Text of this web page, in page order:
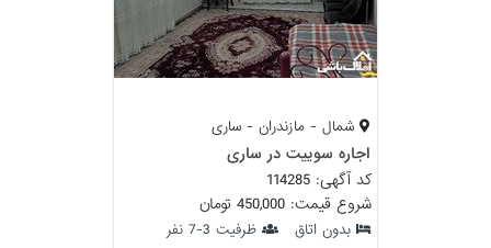
شمال - مازندران - ساری
اجاره سوییت در ساری
کد آگهی: 114285
شروع قیمت: 450,000 تومان
بدون اتاق ظرفیت 3-7 نفر